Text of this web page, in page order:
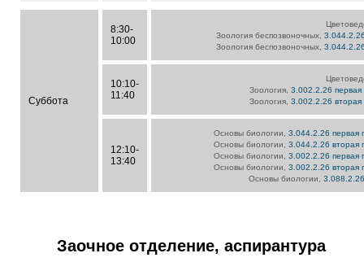
Суббота
8:30-
10:00
Зоология беспозвоночных,
Зоология беспозвоночных,
10:10-
11:40
Зоология,3.002.2.26 первая
Зоология,3.002.2.26 вторая
12:10-
13:40
Основы биологии, 3.044.2.26 первая
Основы биологии, 3.044.2.26 вторая
Основы биологии, 3.002.2.26 первая
Основы биологии, 3.002.2.26 вторая
Основы биологии,
Заочное отделение, аспирантура